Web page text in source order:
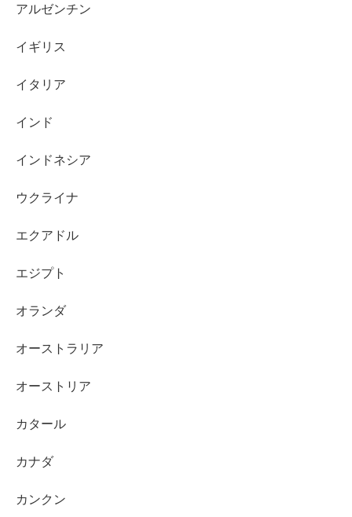
アルゼンチン
イギリス
イタリア
インド
インドネシア
ウクライナ
エクアドル
エジプト
オランダ
オーストラリア
オーストリア
カタール
カナダ
カンクン